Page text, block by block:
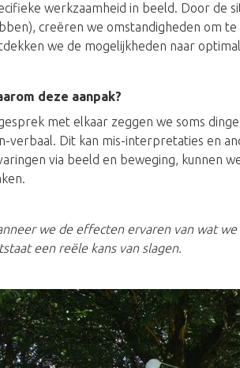
werkzaamheid in beeld. Door de
creëren we omstandigheden om
we de mogelijkheden naar
deze aanpak?
met elkaar zeggen we soms
verbaal. Dit kan mis-interpretaties en
via beeld en beweging, kunnen
we de effecten ervaren van wat
een reële kans van slagen.